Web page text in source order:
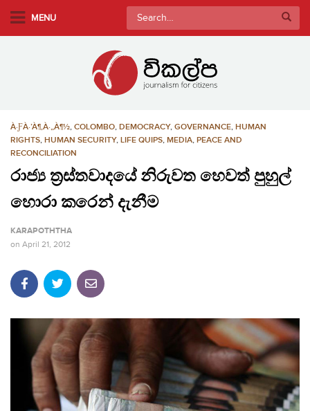
MENU
Search
for:
À·ƑÀ·’À¶‚À·„À¶½, COLOMBO, DEMOCRACY, GOVERNANCE, HUMAN
RIGHTS, HUMAN SECURITY, LIFE QUIPS, MEDIA, PEACE AND
RECONCILIATION
රාජ්‍ය ත්‍රස්තවාදයේ නිරුවත හෙවත් පුහුල්
හොරා කරෙන් දැනීම
KARAPOTHTHA
on April 21, 2012